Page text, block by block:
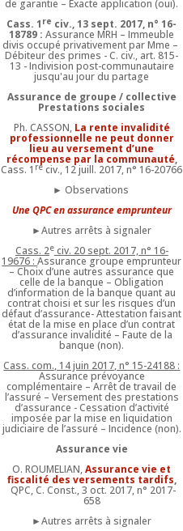
de garantie – Exacte application (oui).
Cass. 1 re civ., 13 sept. 2017, n° 16-
18789 :Assurance MRH – Immeuble
divis occupé privativement par Mme –
Débiteur des primes - C. civ., art. 815-
13 - Indivision post-communautaire
jusqu'au jour du partage
Assurance de groupe / collective
Prestations sociales
Ph. CASSON, La rente invalidité
professionnelle ne peut donner
lieu au versement d’une
récompense par la communauté,
Cass. 1 reciv., 12 juill. 2017, n° 16-20766
► Observations
Une QPC en assurance emprunteur
►Autres arrêts à signaler
Cass. 2eciv. 20 sept. 2017, n° 16-
19676 :Assurance groupe emprunteur
– Choix d’une autres assurance que
celle de la banque – Obligation
d’information de la banque quant au
contrat choisi et sur les risques d’un
défaut d’assurance- Attestation faisant
état de la mise en place d’un contrat
d’assurance invalidité – Faute de la
banque (non).
Cass. com., 14 juin 2017, n° 15-24188 :
Assurance prévoyance
complémentaire – Arrêt de travail de
l’assuré – Versement des prestations
d’assurance - Cessation d’activité
imposée par la mise en liquidation
judiciaire de l’assuré – Incidence (non).
Assurance vie
O. ROUMELIAN,Assurance vie et
fiscalité des versements tardifs,
QPC, C. Const., 3 oct. 2017, n° 2017-
658
►Autres arrêts à signaler